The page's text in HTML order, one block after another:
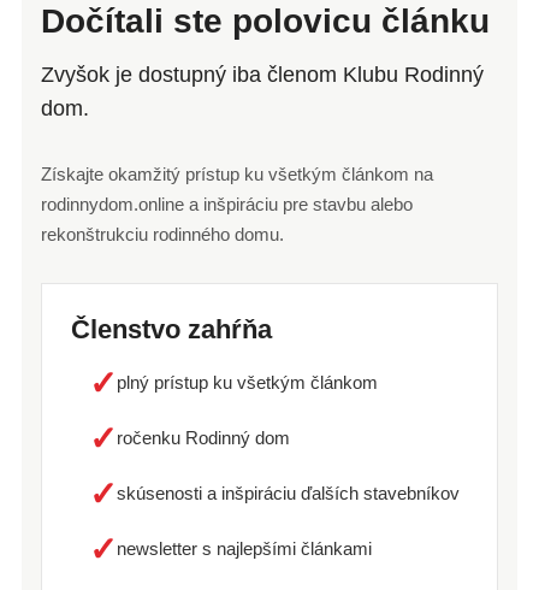
Dočítali ste polovicu článku
Zvyšok je dostupný iba členom Klubu Rodinný
dom.
Získajte okamžitý prístup ku všetkým článkom na
rodinnydom.online a inšpiráciu pre stavbu alebo
rekonštrukciu rodinného domu.
Členstvo zahŕňa
✓ plný prístup ku všetkým článkom
✓ ročenku Rodinný dom
✓skúsenosti a inšpiráciu ďalších stavebníkov
✓ newsletter s najlepšími článkami